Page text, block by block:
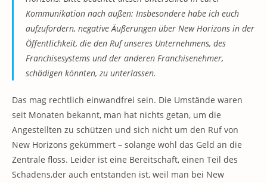
Kommunikation nach außen: Insbesondere habe ich euch
aufzufordern, negative Äußerungen über New Horizons in der
Öffentlichkeit, die den Ruf unseres Unternehmens, des
Franchisesystems und der anderen Franchisenehmer,
schädigen könnten, zu unterlassen.
Das mag rechtlich einwandfrei sein. Die Umstände waren
seit Monaten bekannt, man hat nichts getan, um die
Angestellten zu schützen und sich nicht um den Ruf von
New Horizons gekümmert – solange wohl das Geld an die
Zentrale floss. Leider ist eine Bereitschaft, einen Teil des
Schadens,der auch entstanden ist, weil man bei New